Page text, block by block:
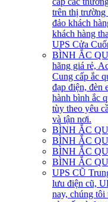
trên thị
đảo khách
khách hàng
UPS Cửa
BÌNH ẮC
hãng giá rẻ,
Cung cấp ắc
đạp điện, đèn
hành bình ắc
tùy theo yêu
và tận nơi.
BÌNH ẮC
BÌNH ẮC
BÌNH ẮC
BÌNH ẮC
UPS CŨ
lưu điện cũ,
nay, chúng tôi